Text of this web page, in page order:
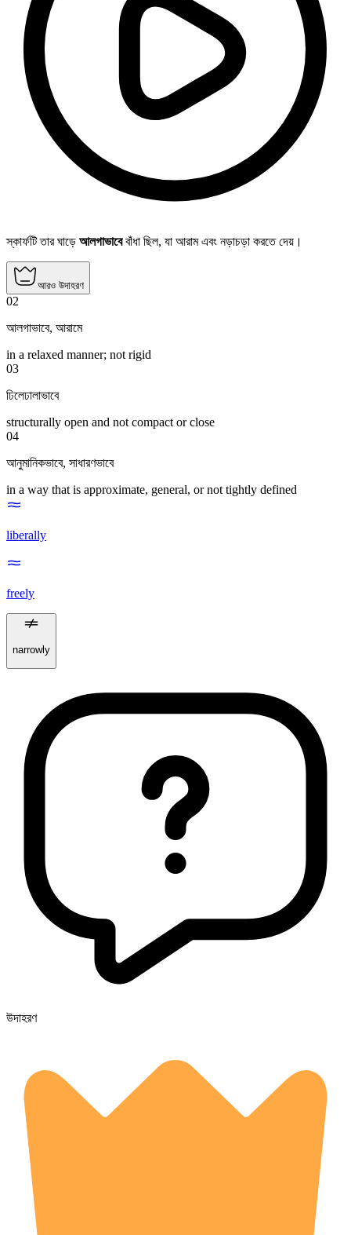
স্কার্ফটি তার ঘাড়ে আলগাভাবেবাঁধা ছিল, যা আরাম এবং নড়াচড়া করতে দেয়।
আরও উদাহরণ
02
আলগাভাবে, আরামে
in a relaxed manner; not rigid
03
ঢিলেঢালাভাবে
structurally open and not compact or close
04
আনুমানিকভাবে, সাধারণভাবে
in a way that is approximate, general, or not tightly defined
liberally
freely
narrowly
উদাহরণ